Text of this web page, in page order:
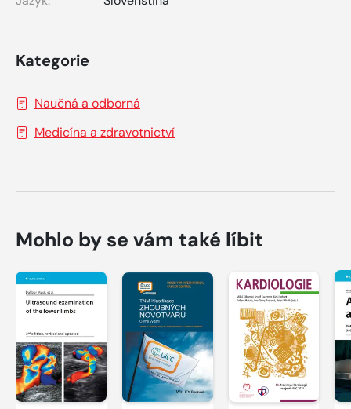
Kategorie
Naučná a odborná
Medicína a zdravotnictví
Mohlo by se vám také líbit